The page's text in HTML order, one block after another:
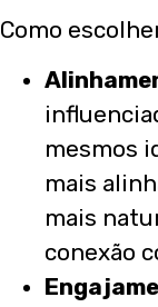
Como
mesmos
mais
mais
conexão